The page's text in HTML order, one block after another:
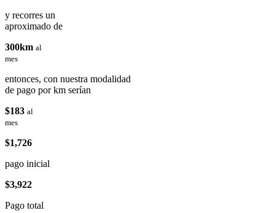
y recorres un
aproximado de
300km al
mes
entonces, con nuestra modalidad
de pago por km serían
$183 al
mes
$1,726
pago inicial
$3,922
Pago total